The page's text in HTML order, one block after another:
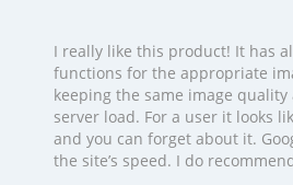
I really like this product! It has
functions for the appropriate
keeping the same image
server load. For a user it looks
and you can forget about it.
the site’s speed. I do